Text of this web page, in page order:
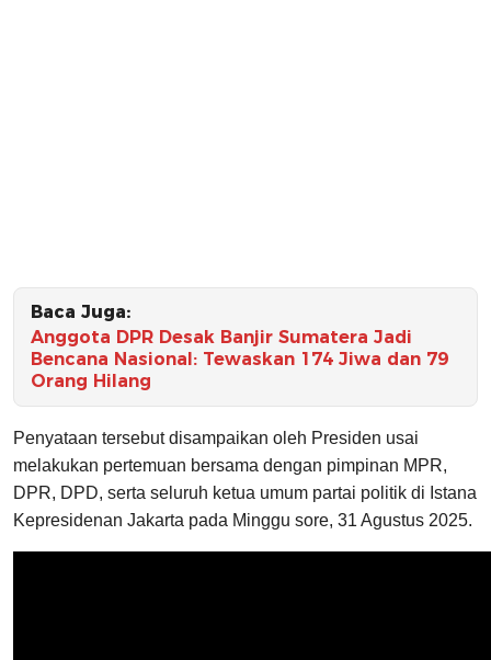
Baca Juga:
Anggota DPR Desak Banjir Sumatera Jadi
Bencana Nasional: Tewaskan 174 Jiwa dan 79
Orang Hilang
Penyataan tersebut disampaikan oleh Presiden usai
melakukan pertemuan bersama dengan pimpinan MPR,
DPR, DPD, serta seluruh ketua umum partai politik di Istana
Kepresidenan Jakarta pada Minggu sore, 31 Agustus 2025.